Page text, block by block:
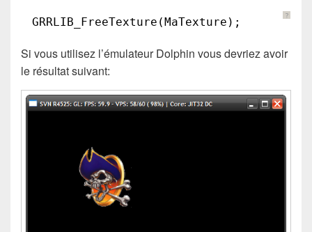
?
GRRLIB_FreeTexture(MaTexture);
Si vous utilisez l’émulateur Dolphin vous devriez avoir
le résultat suivant: